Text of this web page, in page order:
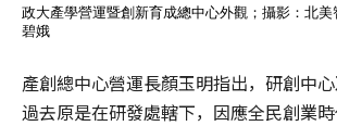
政大產學營運暨創新育成總中心外觀；攝影：北
碧娥
產創總中心營運長顏玉明指出，研創中
過去原是在研發處轄下，因應全民創業